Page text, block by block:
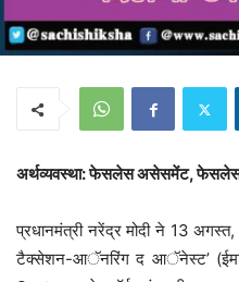
अर्थव्यवस्था: फेसलेस असेसमेंट, फेसलेस
प्रधानमंत्री नरेंद्र मोदी ने 13
टैक्सेशन-आॅनरिंग द आॅनेस्ट’